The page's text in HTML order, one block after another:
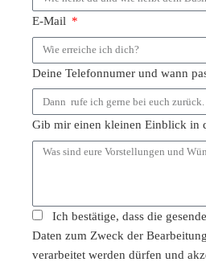
E-Mail
Deine Telefonnumer und wann
Gib mir einen kleinen Einblick in
Ich bestätige, dass die
Daten zum Zweck der
verarbeitet werden dürfen und